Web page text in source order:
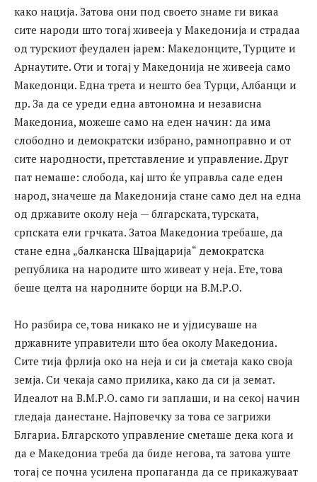
како нација. Затова они под своето знаме ги викаа
сите народи што тогај живееја у Македонија и страдаа
од турскиот феудален јарем: Македонците, Турците и
Арнаутите. Оти и тогај у Македонија не живееја само
Македонци. Една трета и нешто беа Турци, Албанци и
др. За да се уреди една автономна и независна
Македониа, можеше само на еден начин: да има
слободно и демократски избрано, рамноправно и от
сите народности, претставление и управление. Друг
пат немаше: слобода, кај што ќе управља саде еден
народ, значеше да Македонија стане само дел на една
од државите околу неја — блгарската, турската,
српската ели грчката. Затоа Македониа требаше, да
стане една „балканска Швајцарија“ демократска
република на народите што живеат у неја. Ете, това
беше целта на народните борци на В.М.Р.О.
Но разбира се, това никако не и ујдисуваше на
државните управители што беа околу Македониа.
Сите тија фрлија око на неја и си ја сметаја како своја
земја. Си чекаја само прилика, како да си ја земат.
Идеалот на В.М.Р.О. само ги заплаши, и на секој начин
гледаја данестане. Најповечку за това се загрижи
Блгариа. Блгарското управление сметаше дека кога и
да е Македониа треба да биде негова, та затова уште
тогај се почна усилена пропаганда да се прикажуваат